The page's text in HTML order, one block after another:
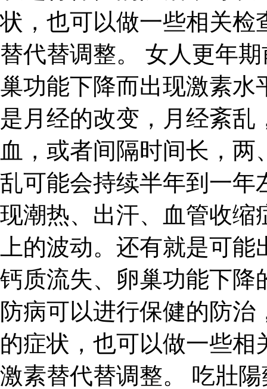
状，也可以做一些相关检
替代替调整。 女人更年
巢功能下降而出现激素水
是月经的改变，月经紊
血，或者间隔时间长，
乱可能会持续半年到一年
现潮热、出汗、血管收缩
上的波动。还有就是可
钙质流失、卵巢功能下降
防病可以进行保健的防
的症状，也可以做一些
激素替代替调整。 吃壯